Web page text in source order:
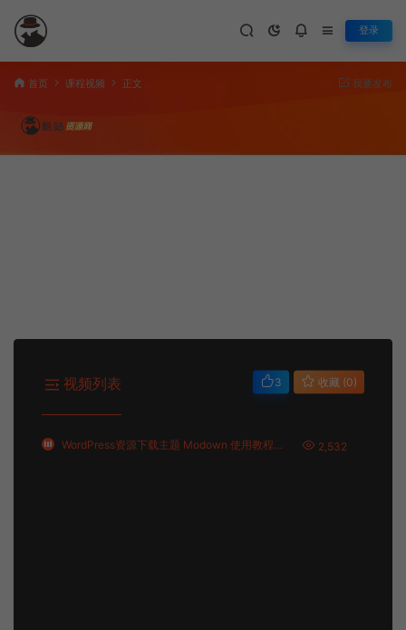
登录
首页 课程视频 正文 我要发布
视频列表 3 收藏 (0)
WordPress资源下载主题 Modown 使用教程(附视频教程) 2,532